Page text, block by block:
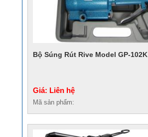
Bộ Súng Rút Rive Model GP-102K
Giá: Liên hệ
Mã sản phẩm: